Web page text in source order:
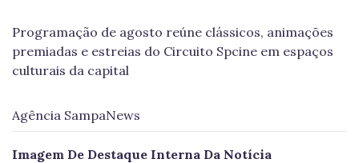
Programação de agosto reúne clássicos, animações
premiadas e estreias do Circuito Spcine em espaços
culturais da capital
Agência SampaNews
Imagem De Destaque Interna Da Notícia